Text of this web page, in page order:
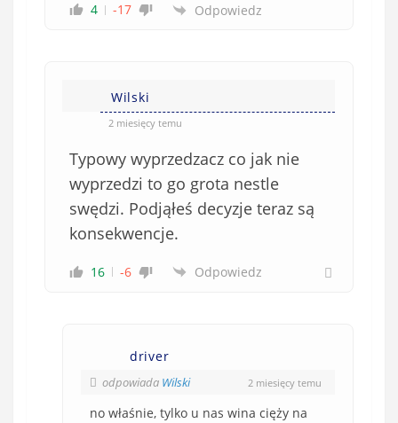
4 -17 Odpowiedz
Wilski
2 miesięcy temu
Typowy wyprzedzacz co jak nie
wyprzedzi to go grota nestle
swędzi. Podjąłeś decyzje teraz są
konsekwencje.
16 -6 Odpowiedz
driver
odpowiada Wilski 2 miesięcy temu
no właśnie, tylko u nas wina cięży na